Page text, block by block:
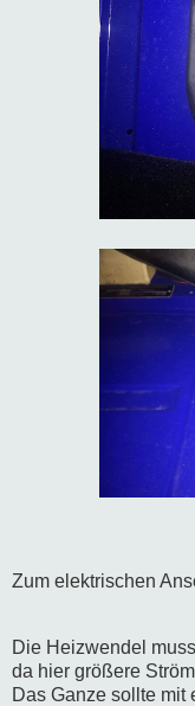
Zum elektrischen
Die Heizwendel
da hier größere
Das Ganze sollte mit